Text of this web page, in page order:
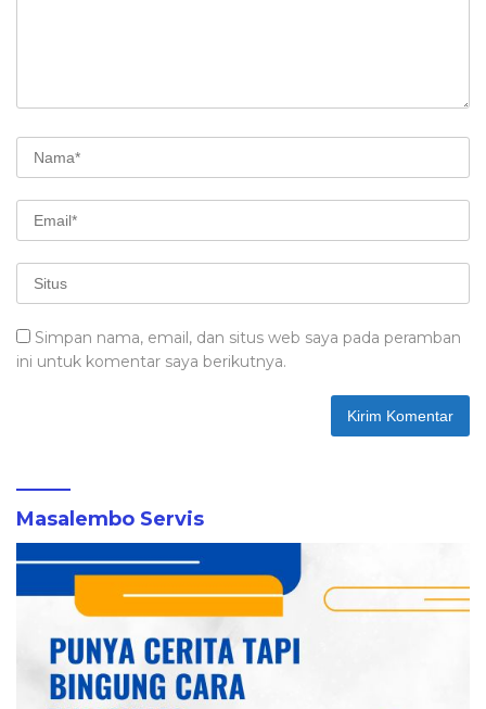
Simpan nama, email, dan situs web saya pada peramban
ini untuk komentar saya berikutnya.
Masalembo Servis